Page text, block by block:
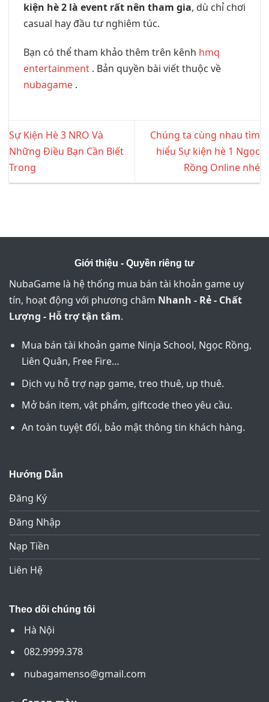
kiện hè 2 là event rất nên tham gia, dù chỉ chơi
casual hay đầu tư nghiêm túc.
Bạn có thể tham khảo thêm trên kênh hmq
entertainment . Bản quyền bài viết thuộc về
nubagame .
Sự Kiện Hè 3 NRO Và
Những Điều Bạn Cần Biết
Trong
Chúng ta cùng nhau tìm
hiểu Sự kiện hè 1 Ngọc
Rồng Online nhé
Giới thiệu - Quyền riêng tư
NubaGame là hệ thống mua bán tài khoản game uy
tín, hoạt động với phương châm Nhanh - Rẻ - Chất
Lượng - Hỗ trợ tận tâm.
Mua bán tài khoản game Ninja School, Ngọc Rồng,
Liên Quân, Free Fire…
Dịch vụ hỗ trợ nạp game, treo thuê, up thuê.
Mở bán item, vật phẩm, giftcode theo yêu cầu.
An toàn tuyệt đối, bảo mật thông tin khách hàng.
Hướng Dẫn
Đăng Ký
Đăng Nhập
Nạp Tiền
Liên Hệ
Theo dõi chúng tôi
Hà Nội
082.9999.378
nubagamenso@gmail.com